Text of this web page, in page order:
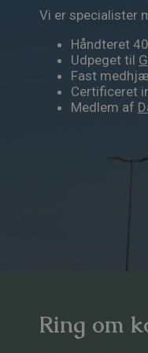
Vi er specialister
Håndteret
Udpeget til
Fast
Certificeret
Medlem af
Ring om